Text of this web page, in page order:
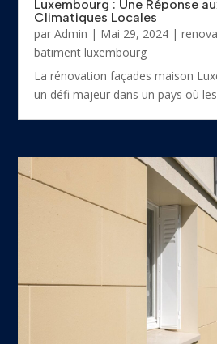
Luxembourg : Une Réponse
Climatiques Locales
parAdmin | Mai 29, 2024 |
batiment luxembourg
La rénovation façades maison
un défi majeur dans un pays où